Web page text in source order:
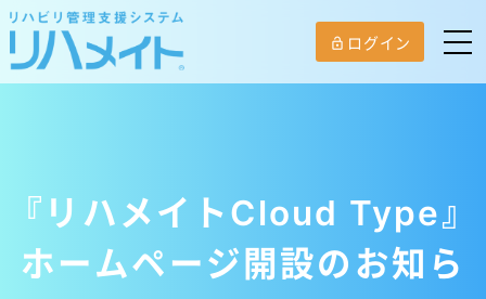
lock_open ログイン
『リハメイトCloud Type』
ホームページ開設のお知ら